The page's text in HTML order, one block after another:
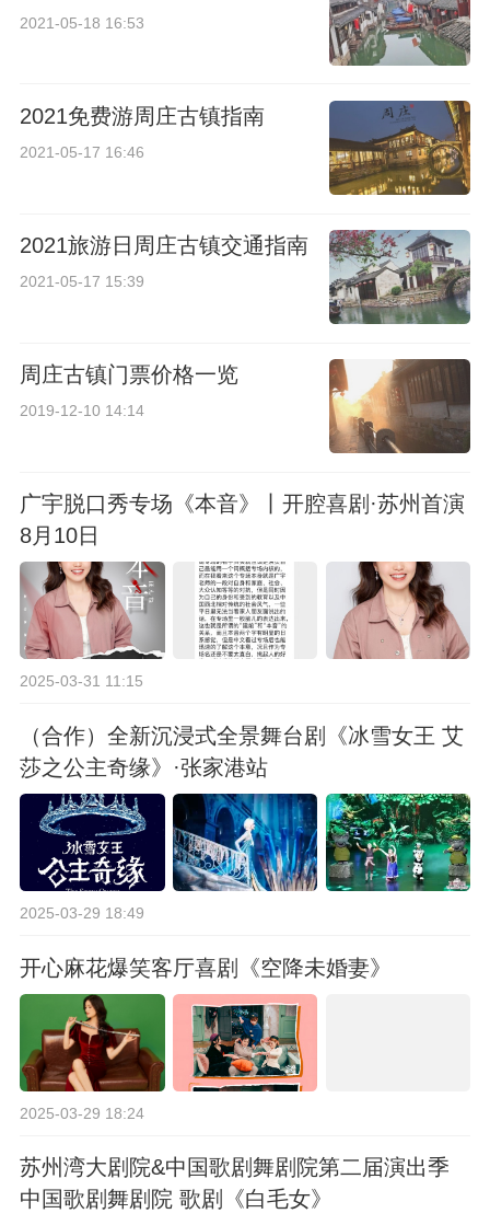
2021-05-18 16:53
2021免费游周庄古镇指南
2021-05-17 16:46
2021旅游日周庄古镇交通指南
2021-05-17 15:39
周庄古镇门票价格一览
2019-12-10 14:14
广宇脱口秀专场《本音》丨开腔喜剧·苏州首演
8月10日
2025-03-31 11:15
（合作）全新沉浸式全景舞台剧《冰雪女王 艾
莎之公主奇缘》·张家港站
2025-03-29 18:49
开心麻花爆笑客厅喜剧《空降未婚妻》
2025-03-29 18:24
苏州湾大剧院&中国歌剧舞剧院第二届演出季
中国歌剧舞剧院 歌剧《白毛女》